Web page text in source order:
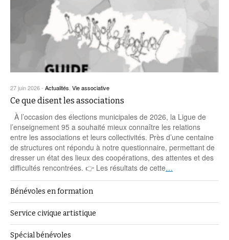
27 juin 2026- Actualités Vie associative
Ce que disent les associations
À l’occasion des élections municipales de 2026, la Ligue de
l’enseignement 95 a souhaité mieux connaître les relations
entre les associations et leurs collectivités. Près d’une centaine
de structures ont répondu à notre questionnaire, permettant de
dresser un état des lieux des coopérations, des attentes et des
difficultés rencontrées. 👉 Les résultats de cette…
Bénévoles en formation
Service civique artistique
Spécial bénévoles